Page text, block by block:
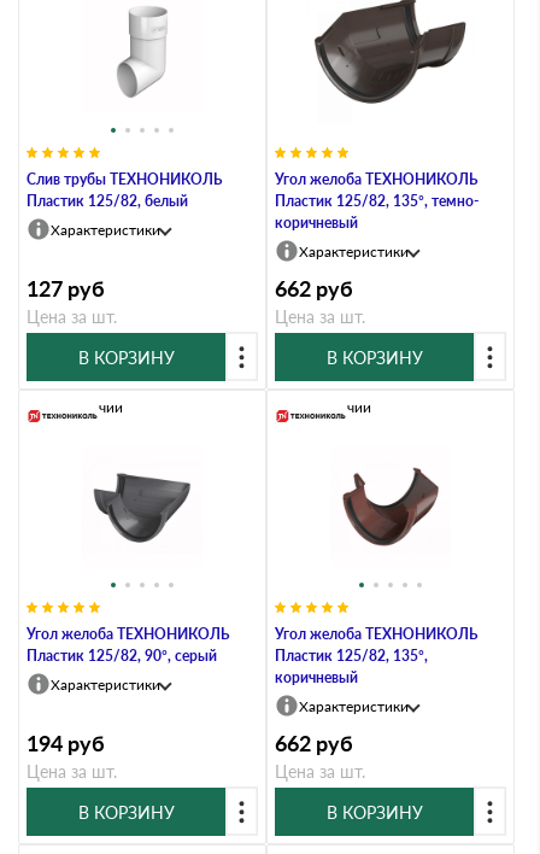
Слив трубы ТЕХНОНИКОЛЬ
Пластик 125/82, белый
Характеристики
127 руб
Цена за шт.
В КОРЗИНУ
Угол желоба ТЕХНОНИКОЛЬ
Пластик 125/82, 135°, темно-
коричневый
Характеристики
662 руб
Цена за шт.
В КОРЗИНУ
Угол желоба ТЕХНОНИКОЛЬ
Пластик 125/82, 90°, серый
В наличии
Характеристики
194 руб
Цена за шт.
В КОРЗИНУ
Угол желоба ТЕХНОНИКОЛЬ
Пластик 125/82, 135°,
коричневый
В наличии
Характеристики
662 руб
Цена за шт.
В КОРЗИНУ